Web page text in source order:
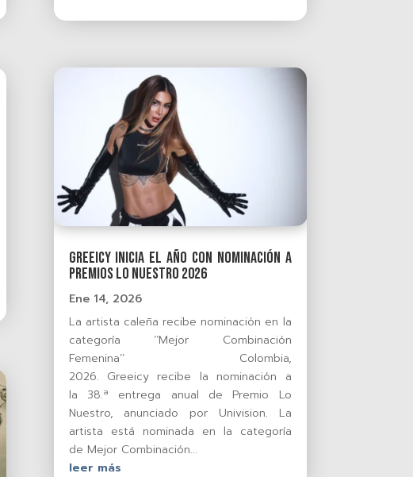
Greeicy inicia el año con nominación a
Premios Lo Nuestro 2026
Ene 14, 2026
La artista caleña recibe nominación en la
categoría ‘‘Mejor Combinación
Femenina’’ Colombia,
2026. Greeicy recibe la nominación a
la 38.ª entrega anual de Premio Lo
Nuestro, anunciado por Univision. La
artista está nominada en la categoría
de Mejor Combinación...
leer más